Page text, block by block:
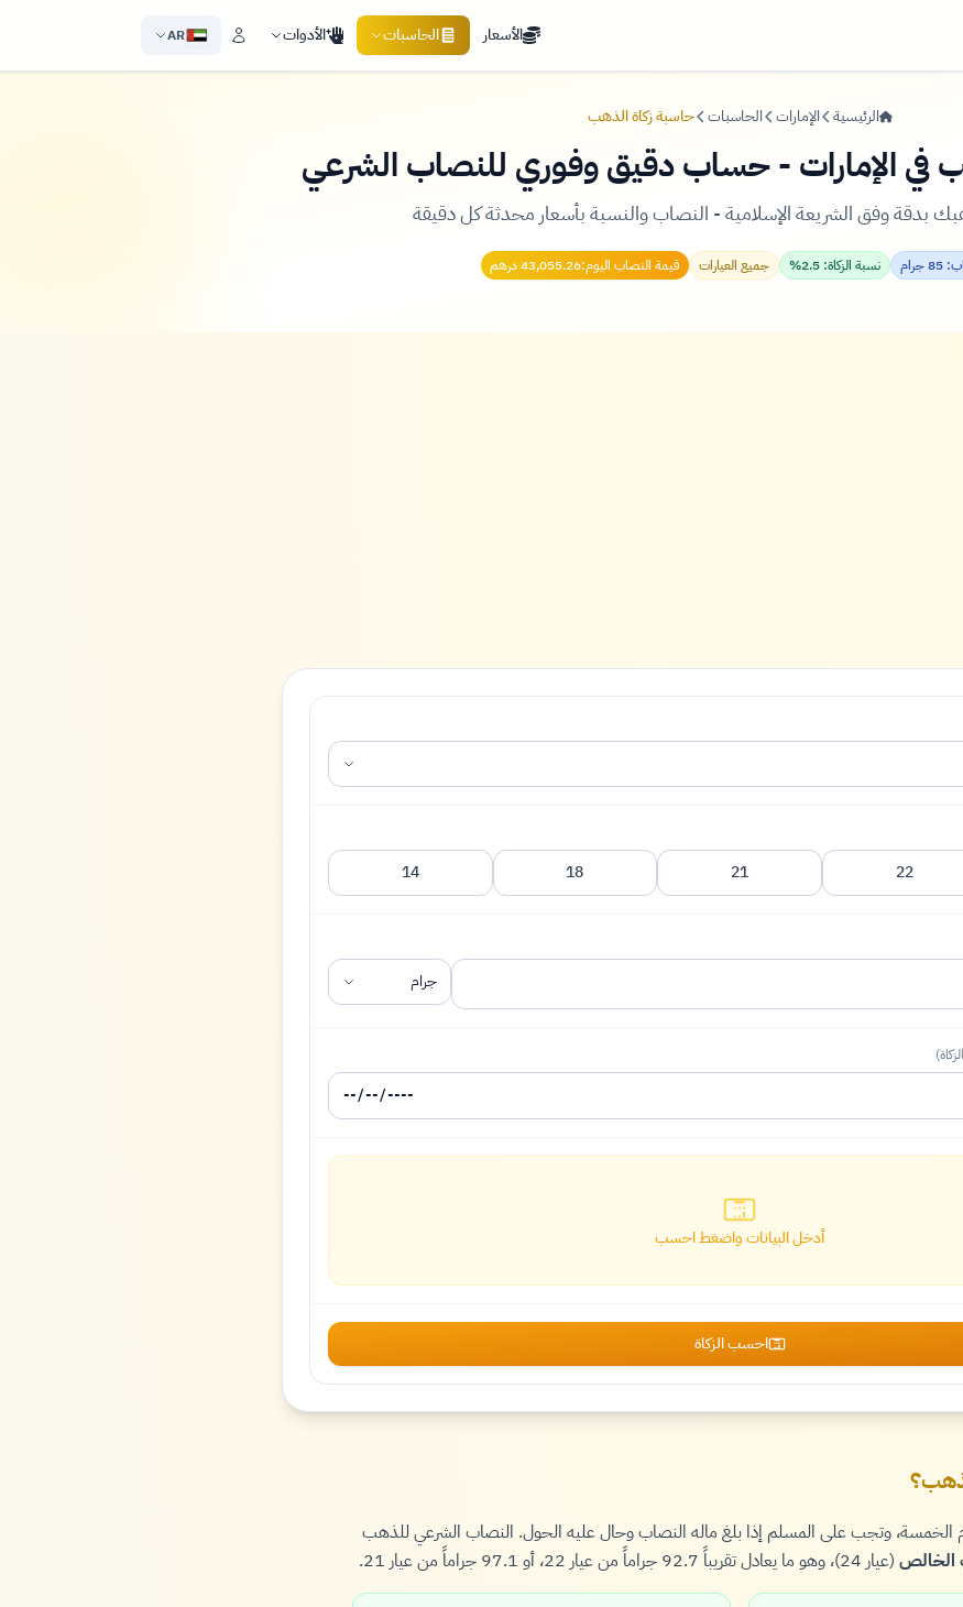
الأسعار الحاسبات الأدوات AR
الرئيسية الإمارات الحاسبات حاسبة زكاة الذهب
في الإمارات - حساب دقيق وفوري للنصاب الشرعي
بدقة وفق الشريعة الإسلامية - النصاب والنسبة بأسعار محدثة كل دقيقة
جرام نسبة الزكاة: 2.5% جميع العيارات قيمة النصاب اليوم:43,055.26 درهم
22
21
18
14
جرام
أدخل البيانات واضغط احسب
احسب الزكاة
الخمسة، وتجب على المسلم إذا بلغ ماله النصاب وحال عليه الحول. النصاب الشرعي للذهب
(عيار 24)، وهو ما يعادل تقريباً 92.7 جراماً من عيار 22، أو 97.1 جراماً من عيار 21.